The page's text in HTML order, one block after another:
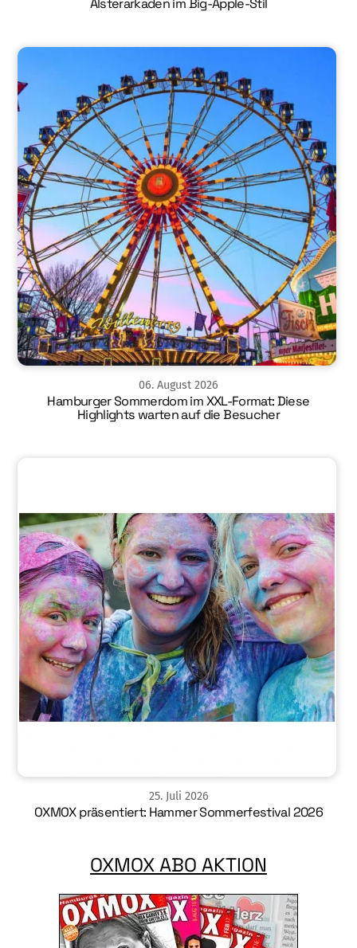
Alsterarkaden im Big-Apple-Stil
06. August 2026
Hamburger Sommerdom im XXL-Format: Diese
Highlights warten auf die Besucher
25. Juli 2026
OXMOX präsentiert: Hammer Sommerfestival 2026
OXMOX ABO AKTION